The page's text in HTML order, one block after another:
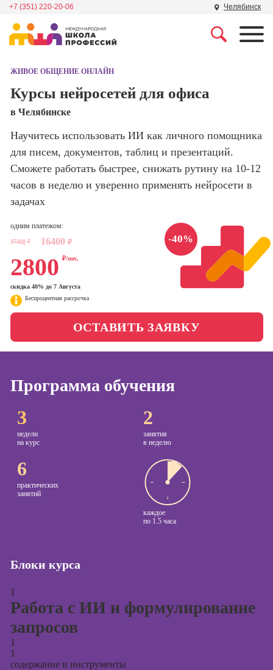
+7 (351) 220-20-06 Челябинск
Школа дизайна
программирования
Школа психологии
Школа актерского
Школа бизнеса и
управления
Фотошкола
поисковой
продвижение
сайтов)
Профессия
Интернет-
Менеджер по
маркетингу в
социальных
сетях (SMM-
менеджер)
Специалист по
таргетингу
Курсы
ЖИВОЕ ОБЩЕНИЕ ОНЛАЙН
Курсы нейросетей для офиса
в Челябинске
Научитесь использовать ИИ как личного помощника
для писем, документов, таблиц и презентаций.
Сможете работать быстрее, снижать рутину на 10-12
часов в неделю и уверенно применять нейросети в
задачах
-40%
одним платежом:
27400 ₽ 16400 ₽
2800 ₽/мес.
скидка 40% до 7 Августа
Беспроцентная рассрочка
ОСТАВИТЬ ЗАЯВКУ
Программа обучения
3
недели
на курс
2
занятия
в неделю
6
практических
занятий
каждое
по 1.5 часа
Блоки курса
1
Работа с ИИ и формулирование
запросов
1
1
содержание и инструменты